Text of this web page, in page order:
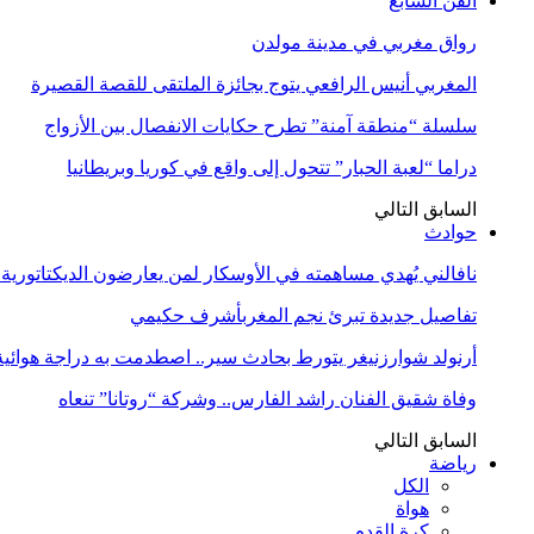
رواق مغربي في مدينة مولدن
المغربي أنيس الرافعي يتوج بجائزة الملتقى للقصة القصيرة
سلسلة “منطقة آمنة” تطرح حكايات الانفصال بين الأزواج
دراما “لعبة الحبار” تتحول إلى واقع في كوريا وبريطانيا
السابق التالي
حوادث
نافالني يُهدي مساهمته في الأوسكار لمن يعارضون
تفاصيل جديدة تبرئ نجم المغربأشرف حكيمي
أرنولد شوارزنيغر يتورط بحادث سير.. اصطدمت به دراجة
وفاة شقيق الفنان راشد الفارس.. وشركة “روتانا” تنعاه
السابق التالي
رياضة
الكل
هواة